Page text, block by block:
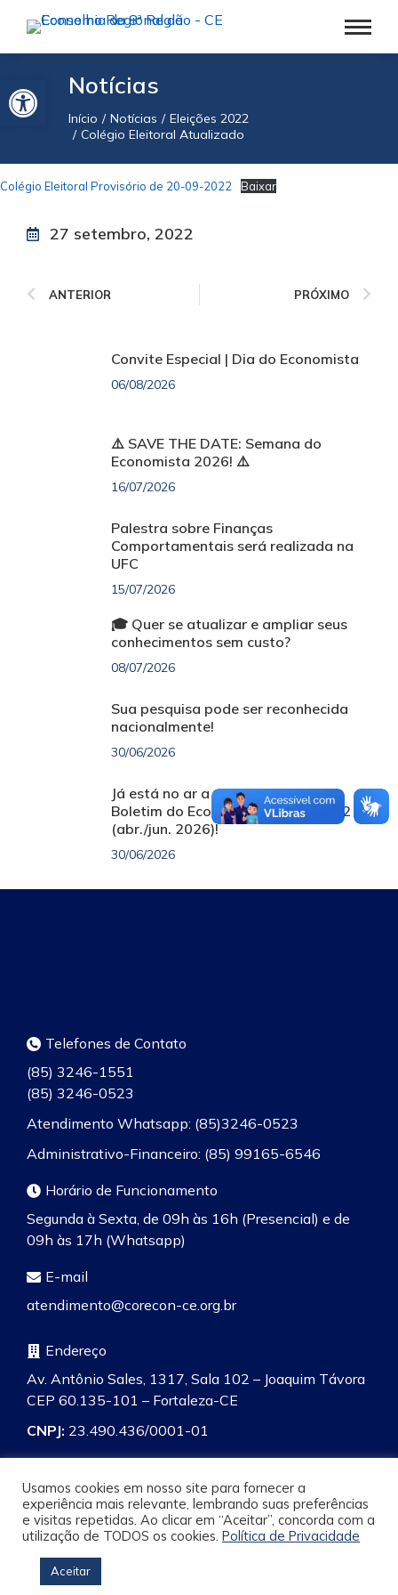
Barra de Ferramentas AbertaNotícias
Você está aqui:
Início Notícias
Eleições 2022
Colégio Eleitoral Atualizado
Colégio Eleitoral Provisório de 20-09-2022 Baixar
27 setembro, 2022
ANTERIOR PRÓXIMO
Convite Especial | Dia do Economista
06/08/2026
⚠️ SAVE THE DATE: Semana do
Economista 2026! ⚠️
16/07/2026
Palestra sobre Finanças
Comportamentais será realizada na
UFC
15/07/2026
🎓 Quer se atualizar e ampliar seus
conhecimentos sem custo?
08/07/2026
Sua pesquisa pode ser reconhecida
nacionalmente!
30/06/2026
Já está no ar a nova edição do
Boletim do Economista – Vol. 5, nº 2
(abr./jun. 2026)!
30/06/2026
Telefones de Contato
(85) 3246-1551
(85) 3246-0523
Atendimento Whatsapp: (85)3246-0523
Administrativo-Financeiro: (85) 99165-6546
Horário de Funcionamento
Segunda à Sexta, de 09h às 16h (Presencial) e de
09h às 17h (Whatsapp)
E-mail
atendimento@corecon-ce.org.br
Endereço
Av. Antônio Sales, 1317, Sala 102 – Joaquim Távora
CEP 60.135-101 – Fortaleza-CE
CNPJ: 23.490.436/0001-01
Pesquisa
Usamos cookies em nosso site para fornecer a
experiência mais relevante, lembrando suas preferências
e visitas repetidas. Ao clicar em “Aceitar”, concorda com a
utilização de TODOS os cookies. Política de Privacidade
Aceitar